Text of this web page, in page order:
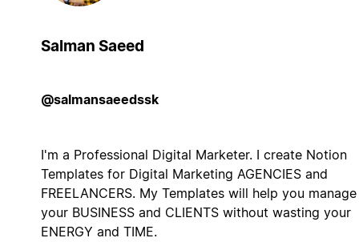
Salman Saeed
@salmansaeedssk
I'm a Professional Digital Marketer. I create Notion
Templates for Digital Marketing AGENCIES and
FREELANCERS. My Templates will help you manage
your BUSINESS and CLIENTS without wasting your
ENERGY and TIME.